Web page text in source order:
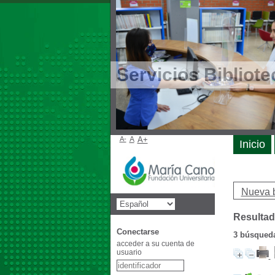
Servicios
Nueva
3
Inicio
A- A A+
Conectarse
acceder a su cuenta de
usuario